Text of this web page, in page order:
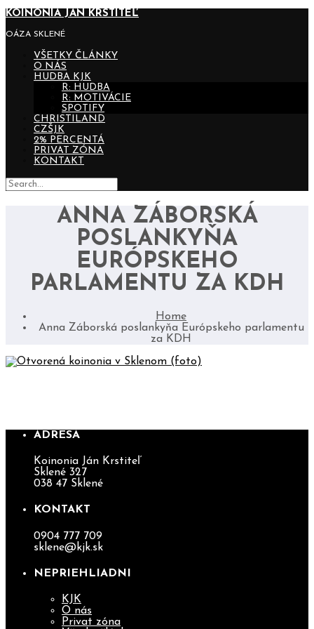
KOINONIA JÁN KRSTITEĽ
OÁZA SKLENÉ
VŠETKY ČLÁNKY
O NÁS
HUDBA KJK
R: HUDBA
R: MOTIVÁCIE
SPOTIFY
CHRISTILAND
CZŠJK
2% PERCENTÁ
PRIVAT ZÓNA
KONTAKT
ANNA ZÁBORSKÁ
POSLANKYŇA
EURÓPSKEHO
PARLAMENTU ZA KDH
Home
Anna Záborská poslankyňa Európskeho parlamentu
za KDH
ADRESA
Koinonia Ján Krstiteľ
Sklené 327
038 47 Sklené
KONTAKT
0904 777 709
sklene@kjk.sk
NEPRIEHLIADNI
KJK
O nás
Privat zóna